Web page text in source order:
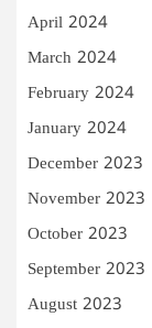
April 2024
March 2024
February 2024
January 2024
December 2023
November 2023
October 2023
September 2023
August 2023